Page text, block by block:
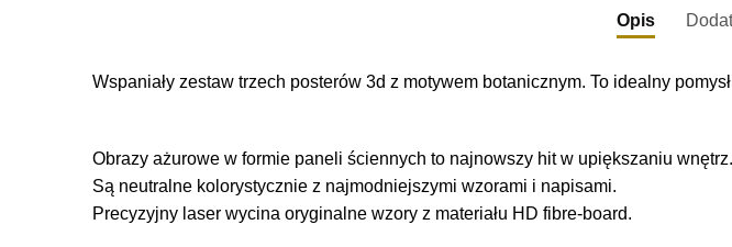
Opis
Wspaniały zestaw trzech posterów 3d z motywem botanicznym. To idealny
Obrazy ażurowe w formie paneli ściennych to najnowszy hit w upiększaniu
Są neutralne kolorystycznie z najmodniejszymi wzorami i napisami.
Precyzyjny laser wycina oryginalne wzory z materiału HD fibre-board.